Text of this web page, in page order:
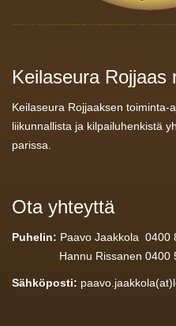
Keilaseura Rojjaas
Keilaseura Rojjaaksen
liikunnallista ja kilpailuhenkistä
parissa.
Ota yhteyttä
Puhelin: Paavo Jaakkola 0400
Hannu Rissanen 0400
Sähköposti: